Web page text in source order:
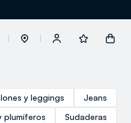
y leggings
Jeans
plumíferos
Sudaderas